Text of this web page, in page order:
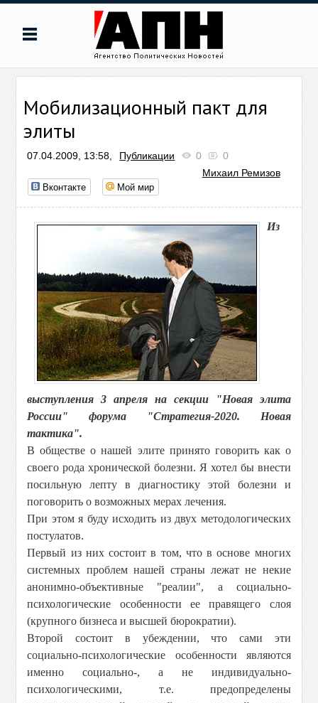
Мобилизационный пакт для
элиты
07.04.2009, 13:58, Публикации 0
0
Михаил Ремизов
Вконтакте Мой мир
Из
выступления 3 апреля на секции "Новая элита
России" форума "Стратегия-2020. Новая
тактика".
В обществе о нашей элите принято говорить как о
своего рода хронической болезни. Я хотел бы внести
посильную лепту в диагностику этой болезни и
поговорить о возможных мерах лечения.
При этом я буду исходить из двух методологических
постулатов.
Первый из них состоит в том, что в основе многих
системных проблем нашей страны лежат не некие
анонимно-объективные "реалии", а социально-
психологические особенности ее правящего слоя
(крупного бизнеса и высшей бюрократии).
Второй состоит в убеждении, что сами эти
социально-психологические особенности являются
именно социально-, а не индивидуально-
психологическими, т.е. предопределены